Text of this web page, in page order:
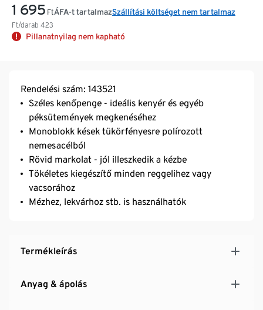
1 695 Ft
Ft/darab 423
ÁFA-t tartalmazSzállítási költséget nem tartalmaz
Pillanatnyilag nem kapható
Rendelési szám: 143521
Széles kenőpenge - ideális kenyér és egyéb
péksütemények megkenéséhez
Monoblokk kések tükörfényesre polírozott
nemesacélból
Rövid markolat - jól illeszkedik a kézbe
Tökéletes kiegészítő minden reggelihez vagy
vacsorához
Mézhez, lekvárhoz stb. is használhatók
Termékleírás
Anyag & ápolás